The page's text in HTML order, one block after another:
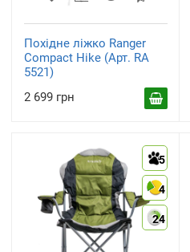
Похідне ліжко Ranger
Compact Hike (Арт. RA
5521)
2 699 грн
5
4
24